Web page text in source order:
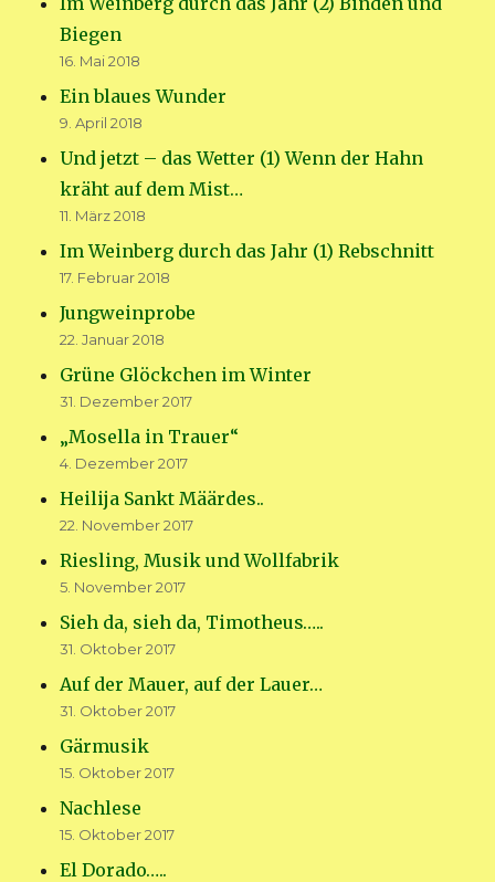
Biegen
16. Mai 2018
Ein blaues Wunder
9. April 2018
Und jetzt – das Wetter (1) Wenn der Hahn
kräht auf dem Mist…
11. März 2018
Im Weinberg durch das Jahr (1) Rebschnitt
17. Februar 2018
Jungweinprobe
22. Januar 2018
Grüne Glöckchen im Winter
31. Dezember 2017
„Mosella in Trauer“
4. Dezember 2017
Heilija Sankt Määrdes..
22. November 2017
Riesling, Musik und Wollfabrik
5. November 2017
Sieh da, sieh da, Timotheus…..
31. Oktober 2017
Auf der Mauer, auf der Lauer…
31. Oktober 2017
Gärmusik
15. Oktober 2017
Nachlese
15. Oktober 2017
El Dorado…..